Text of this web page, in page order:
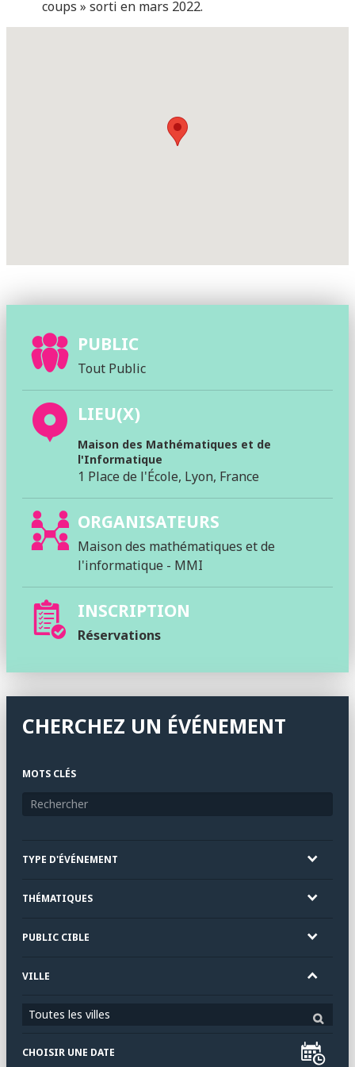
coups » sorti en mars 2022.
PUBLIC
Tout Public
LIEU(X)
Maison des Mathématiques et de
l'Informatique
1 Place de l'École, Lyon, France
ORGANISATEURS
Maison des mathématiques et de
l'informatique - MMI
INSCRIPTION
Réservations
CHERCHEZ UN ÉVÉNEMENT
MOTS CLÉS
TYPE D'ÉVÉNEMENT
THÉMATIQUES
PUBLIC CIBLE
VILLE
Toutes les villes
CHOISIR UNE DATE